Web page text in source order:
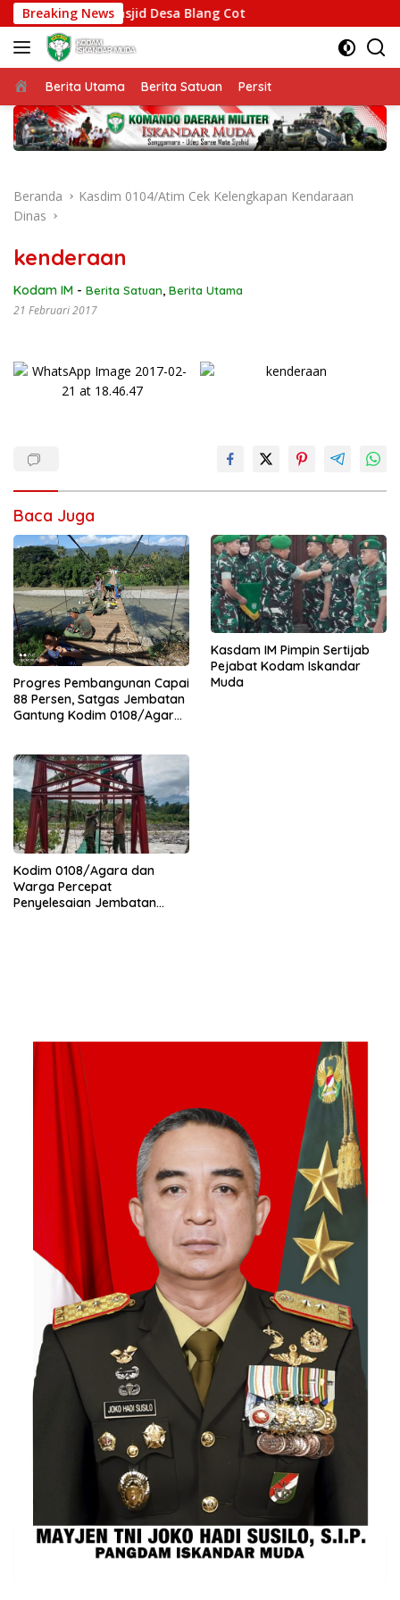
Langsung
ke
konten
Breaking News
Komplek Masjid Desa Blang Cot
Beranda
Berita Utama Berita Satuan Persit
Beranda
Kasdim 0104/Atim Cek Kelengkapan Kendaraan
Dinas
kenderaan
Kodam IM - Berita Satuan, Berita Utama
21 Februari 2017
Baca Juga
Progres Pembangunan Capai
88 Persen, Satgas Jembatan
Gantung Kodim 0108/Agara
Kasdam IM Pimpin Sertijab
Pejabat Kodam Iskandar
Muda
Kodim 0108/Agara dan
Warga Percepat
Penyelesaian Jembatan